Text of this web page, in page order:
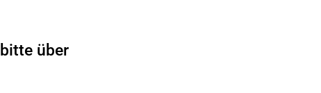
über